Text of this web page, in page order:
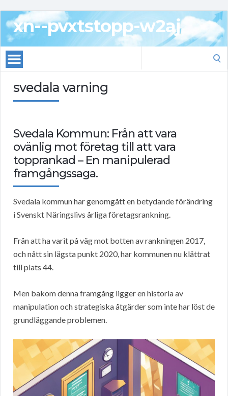
xn--pvxtstopp-w2aj
svedala varning
Svedala Kommun: Från att vara
ovänlig mot företag till att vara
topprankad – En manipulerad
framgångssaga.
Svedala kommun har genomgått en betydande förändring
i Svenskt Näringslivs årliga företagsrankning.
Från att ha varit på väg mot botten av rankningen 2017,
och nått sin lägsta punkt 2020, har kommunen nu klättrat
till plats 44.
Men bakom denna framgång ligger en historia av
manipulation och strategiska åtgärder som inte har löst de
grundläggande problemen.